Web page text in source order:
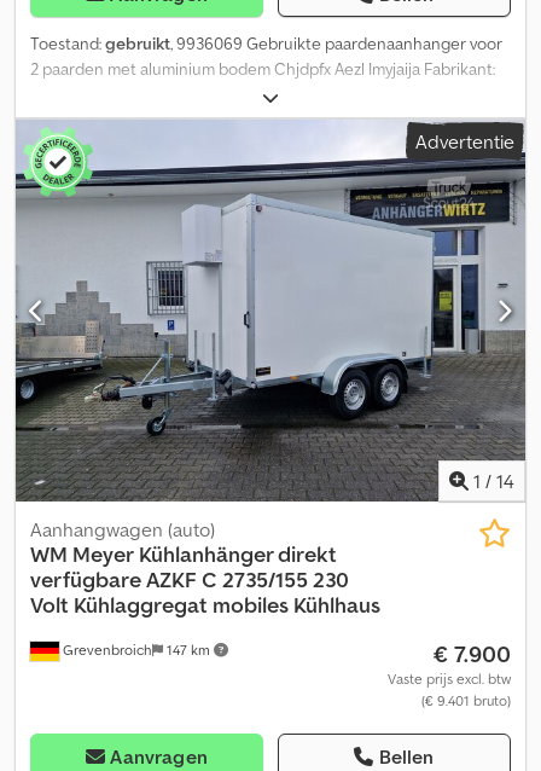
Toestand:gebruikt, 9936069 Gebruikte paardenaanhanger voor
2 paarden met aluminium bodem Chjdpfx Aezl Imyjaija Fabrikant:
WM Meyer Type: WM P/1 Eerste toelating: 03.11.2008 Toelaatbaar
totaal gewicht: 2500 kg Ledig gewicht: ca. 720 kg Nuttelast: ca.
1280 kg (nuttelast kan variëren afhankelijk van de uitrusting en
constructie) Zadelkamer Aluminium bodem Uitschuifbare
zadelhouder Houten opbouw Polyesterkap Automatische
steunwiel Rubberen afscheiding Zeilrol Schokdempers op de
klep Wielschokdempers incl. keuringsrapport voor 100 km/u
Zijwanden op sommige plaatsen flexibel Reparatie nodig / niet
door een werkplaats gecontroleerd
Advertentie
1 / 14
Grevenbroich 147 km
Aanhangwagen (auto)
WM Meyer Kühlanhänger direkt
verfügbare AZKF C 2735/155 230
Volt Kühlaggregat mobiles Kühlhaus
€ 7.900
Vaste prijs excl. btw
(€ 9.401 bruto)
Aanvragen Bellen